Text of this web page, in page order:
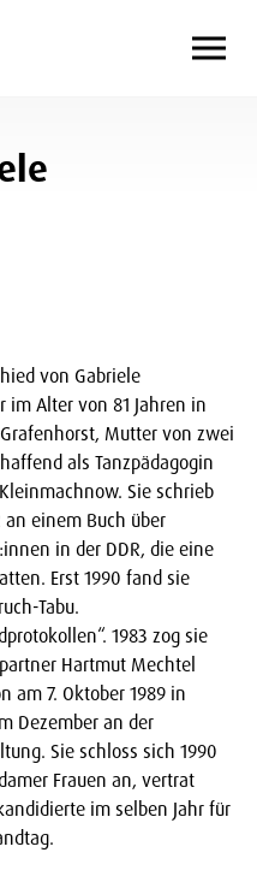
von Gabriele
im Alter von 81 Jahren in
Mutter von zwei
als Tanzpädagogin
Sie schrieb
an einem Buch über
in der DDR, die eine
Erst 1990 fand sie
Tabu.
1983 zog sie
Hartmut Mechtel
am 7. Oktober 1989 in
Dezember an der
Sie schloss sich 1990
Frauen an, vertrat
im selben Jahr für